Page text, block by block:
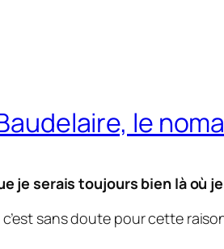
le
je serais toujours bien là où
sans doute pour cette